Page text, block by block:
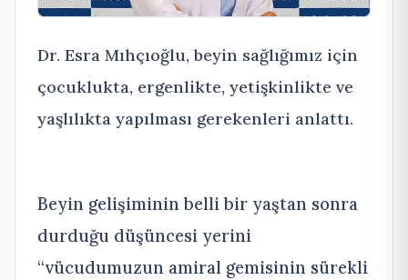
Dr. Esra Mıhçıoğlu, beyin sağlığımız için
çocuklukta, ergenlikte, yetişkinlikte ve
yaşlılıkta yapılması gerekenleri anlattı.
Beyin gelişiminin belli bir yaştan sonra
durduğu düşüncesi yerini
“vücudumuzun amiral gemisinin sürekli